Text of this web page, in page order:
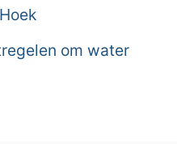
om water